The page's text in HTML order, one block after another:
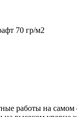
70 гр/м2
работы на самом